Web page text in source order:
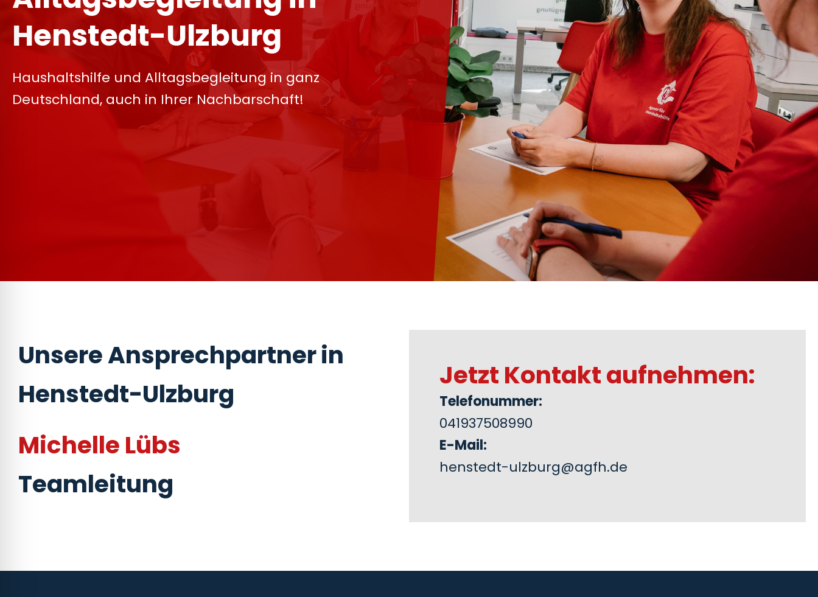
Henstedt-Ulzburg
Haushaltshilfe und Alltagsbegleitung in ganz
Deutschland, auch in Ihrer Nachbarschaft!
Unsere Ansprechpartner in
Henstedt-Ulzburg
Michelle Lübs
Teamleitung
Jetzt Kontakt aufnehmen:
Telefonummer:
041937508990
E-Mail:
henstedt-ulzburg@agfh.de